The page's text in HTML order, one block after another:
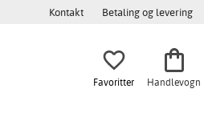
Kontakt Betaling og levering
Favoritter Handlevogn